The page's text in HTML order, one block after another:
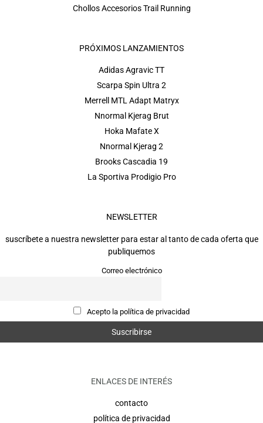
Chollos Accesorios Trail Running
PRÓXIMOS LANZAMIENTOS
Adidas Agravic TT
Scarpa Spin Ultra 2
Merrell MTL Adapt Matryx
Nnormal Kjerag Brut
Hoka Mafate X
Nnormal Kjerag 2
Brooks Cascadia 19
La Sportiva Prodigio Pro
NEWSLETTER
suscríbete a nuestra newsletter para estar al tanto de cada oferta que
publiquemos
Correo electrónico
Acepto la política de privacidad
ENLACES DE INTERÉS
contacto
política de privacidad